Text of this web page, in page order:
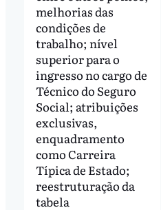
melhorias das
condições de
trabalho; nível
superior para o
ingresso no cargo de
Técnico do Seguro
Social; atribuições
exclusivas,
enquadramento
como Carreira
Típica de Estado;
reestruturação da
tabela